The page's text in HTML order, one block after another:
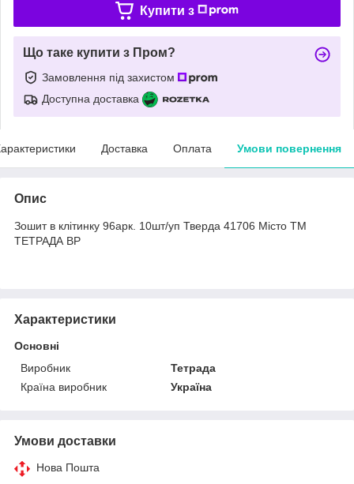
Купити з
Що таке купити з Пром?
Замовлення під захистом
Доступна доставка
Доставка Оплата Умови повернення
Опис
Зошит в клітинку 96арк. 10шт/уп Тверда 41706 Місто ТМ
ТЕТРАДА BP
Характеристики
Основні
Виробник
Тетрада
Країна виробник
Україна
Умови доставки
Нова Пошта